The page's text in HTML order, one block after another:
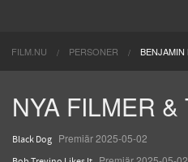
FILM.NU PERSONER BENJAMIN
NYA FILMER
Black Dog Premiär 2025-05-02